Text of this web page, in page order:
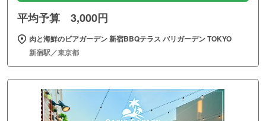
平均予算 3,000円
肉と海鮮のビアガーデン 新宿BBQテラス バリガーデン TOKYO
新宿駅／東京都